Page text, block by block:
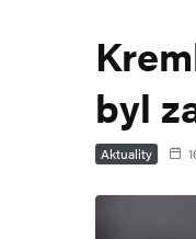
byl
Aktuality